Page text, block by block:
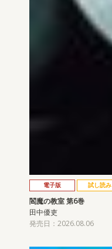
電子版 試し読み
閻魔の教室 第6巻
田中優吏
発売日：2026.08.06